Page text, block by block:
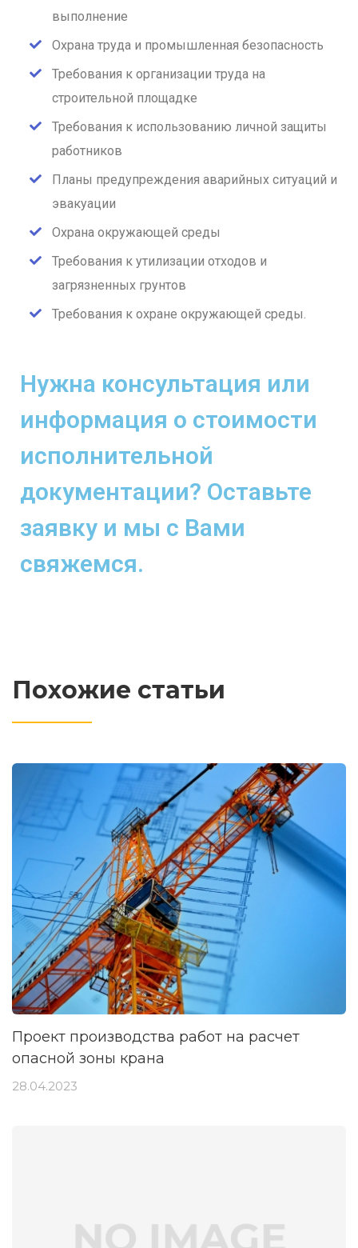
выполнение
Охрана труда и промышленная безопасность
Требования к организации труда на
строительной площадке
Требования к использованию личной защиты
работников
Планы предупреждения аварийных ситуаций и
эвакуации
Охрана окружающей среды
Требования к утилизации отходов и
загрязненных грунтов
Требования к охране окружающей среды.
Нужна консультация или
информация о стоимости
исполнительной
документации? Оставьте
заявку и мы с Вами
свяжемся.
Похожие статьи
Проект производства работ на расчет
опасной зоны крана
28.04.2023